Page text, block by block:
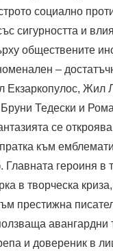
социално
сигурността и
обществените
–
Екзаркопулос, Жил
Тедески и
се
към
героиня в
в творческа
престижна
авангардни
и довереник в